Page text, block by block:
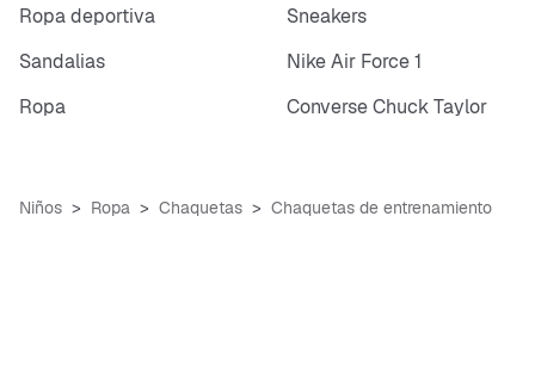
Ropa deportiva
Sneakers
Sandalias
Nike Air Force 1
Ropa
Converse Chuck Taylor
Niños Ropa Chaquetas Chaquetas de entrenamiento